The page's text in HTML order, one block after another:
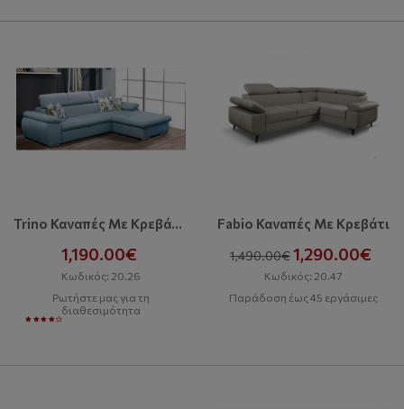
Trino Καναπές Με Κρεβάτι Και Αποθηκευτικό Χώρο
1,190.00€
Κωδικός: 20.26
Ρωτήστε μας για τη
διαθεσιμότητα
Fabio Καναπές Με Κρεβάτι
1,490.00€1,290.00€
Κωδικός: 20.47
Παράδοση έως 45 εργάσιμες